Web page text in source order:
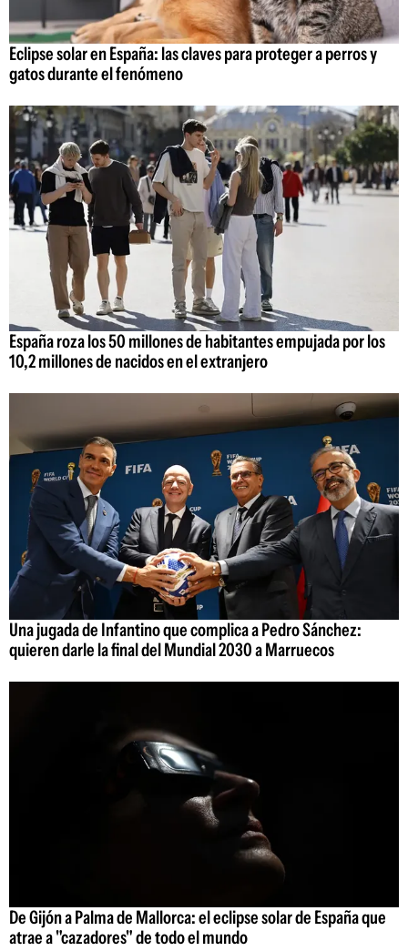
Eclipse solar en España: las claves para proteger a perros y
gatos durante el fenómeno
España roza los 50 millones de habitantes empujada por los
10,2 millones de nacidos en el extranjero
Una jugada de Infantino que complica a Pedro Sánchez:
quieren darle la final del Mundial 2030 a Marruecos
De Gijón a Palma de Mallorca: el eclipse solar de España que
atrae a "cazadores" de todo el mundo